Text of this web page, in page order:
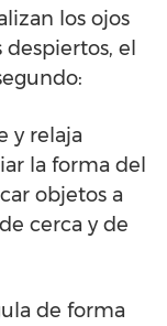
los ojos
el
y relaja
la forma del
objetos a
cerca y de
de forma